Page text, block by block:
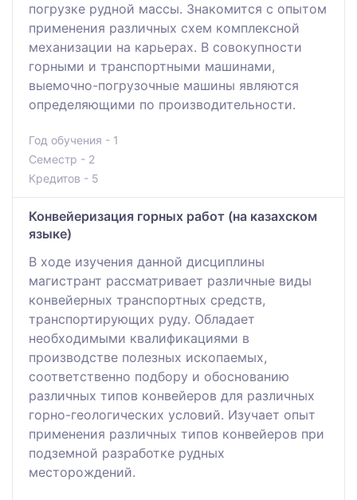
погрузке рудной массы. Знакомится с опытом
применения различных схем комплексной
механизации на карьерах. В совокупности
горными и транспортными машинами,
выемочно-погрузочные машины являются
определяющими по производительности.
Год обучения - 1
Семестр - 2
Кредитов - 5
Конвейеризация горных работ (на казахском
языке)
В ходе изучения данной дисциплины
магистрант рассматривает различные виды
конвейерных транспортных средств,
транспортирующих руду. Обладает
необходимыми квалификациями в
производстве полезных ископаемых,
соответственно подбору и обоснованию
различных типов конвейеров для различных
горно-геологических условий. Изучает опыт
применения различных типов конвейеров при
подземной разработке рудных
месторождений.